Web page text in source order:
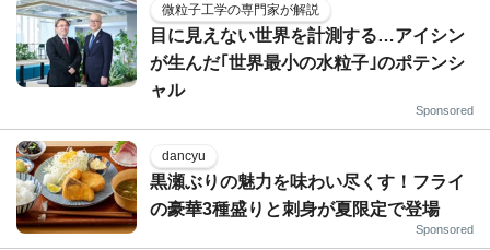
微粒子工学の専門家が解説
目に見えない世界を計測する…アイシン
が生んだ｢世界最小の水粒子｣のポテンシ
ャル
Sponsored
dancyu
黒瀬ぶりの魅力を味わい尽くす！フライ
の豪華3種盛りと刺身が夏限定で登場
Sponsored